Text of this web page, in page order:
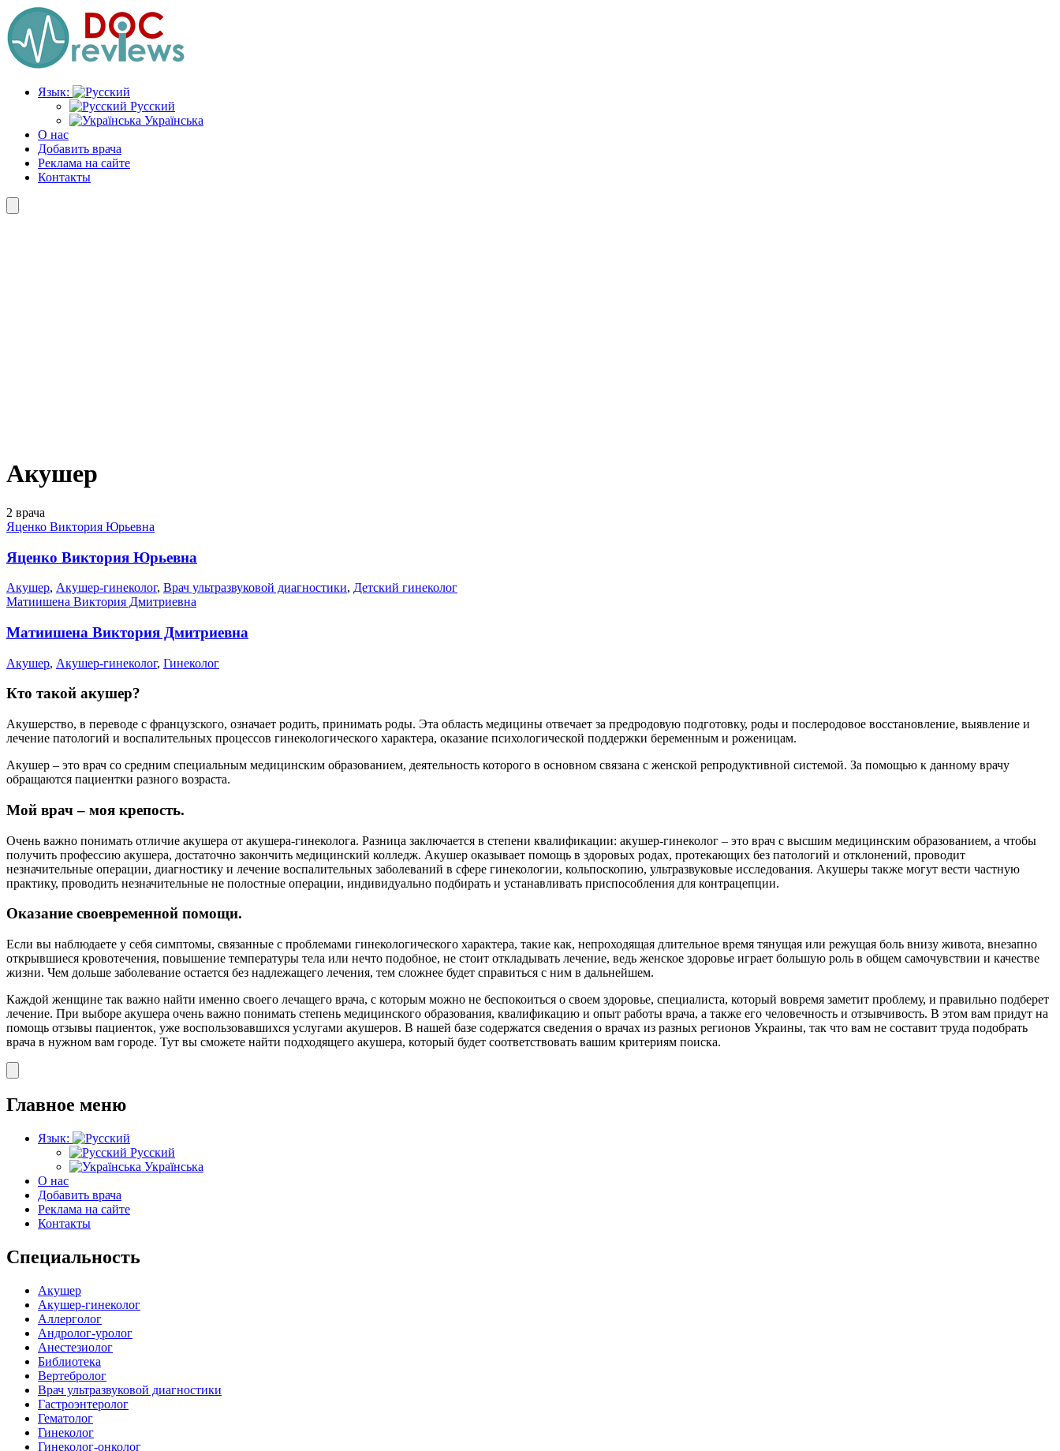
Перейти
к
содержимому
Язык:
Русский
Українська
О нас
Добавить врача
Реклама на сайте
Контакты
Акушер
2 врача
Яценко Виктория Юрьевна
Яценко Виктория Юрьевна
Акушер, Акушер-гинеколог, Врач ультразвуковой диагностики, Детский гинеколог
Матиишена Виктория Дмитриевна
Матиишена Виктория Дмитриевна
Акушер, Акушер-гинеколог, Гинеколог
Кто такой акушер?
Акушерство, в переводе с французского, означает родить, принимать роды. Эта область медицины отвечает за предродовую подготовку, роды и послеродовое восстановление, выявление и
лечение патологий и воспалительных процессов гинекологического характера, оказание психологической поддержки беременным и роженицам.
Акушер – это врач со средним специальным медицинским образованием, деятельность которого в основном связана с женской репродуктивной системой. За помощью к данному врачу
обращаются пациентки разного возраста.
Мой врач – моя крепость.
Очень важно понимать отличие акушера от акушера-гинеколога. Разница заключается в степени квалификации: акушер-гинеколог – это врач с высшим медицинским образованием, а чтобы
получить профессию акушера, достаточно закончить медицинский колледж. Акушер оказывает помощь в здоровых родах, протекающих без патологий и отклонений, проводит
незначительные операции, диагностику и лечение воспалительных заболеваний в сфере гинекологии, кольпоскопию, ультразвуковые исследования. Акушеры также могут вести частную
практику, проводить незначительные не полостные операции, индивидуально подбирать и устанавливать приспособления для контрацепции.
Оказание своевременной помощи.
Если вы наблюдаете у себя симптомы, связанные с проблемами гинекологического характера, такие как, непроходящая длительное время тянущая или режущая боль внизу живота, внезапно
открывшиеся кровотечения, повышение температуры тела или нечто подобное, не стоит откладывать лечение, ведь женское здоровье играет большую роль в общем самочувствии и качестве
жизни. Чем дольше заболевание остается без надлежащего лечения, тем сложнее будет справиться с ним в дальнейшем.
Каждой женщине так важно найти именно своего лечащего врача, с которым можно не беспокоиться о своем здоровье, специалиста, который вовремя заметит проблему, и правильно подберет
лечение. При выборе акушера очень важно понимать степень медицинского образования, квалификацию и опыт работы врача, а также его человечность и отзывчивость. В этом вам придут на
помощь отзывы пациенток, уже воспользовавшихся услугами акушеров. В нашей базе содержатся сведения о врачах из разных регионов Украины, так что вам не составит труда подобрать
врача в нужном вам городе. Тут вы сможете найти подходящего акушера, который будет соответствовать вашим критериям поиска.
Главное меню
Язык:
Русский
Українська
О нас
Добавить врача
Реклама на сайте
Контакты
Специальность
Акушер
Акушер-гинеколог
Аллерголог
Андролог-уролог
Анестезиолог
Библиотека
Вертебролог
Врач ультразвуковой диагностики
Гастроэнтеролог
Гематолог
Гинеколог
Гинеколог-онколог